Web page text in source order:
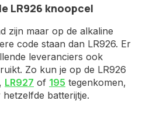
LR926 knoopcel
zijn maar op de alkaline
code staan dan LR926. Er
leveranciers ook
Zo kun je op de LR926
, LR927 of 195 tegenkomen,
batterijtje.